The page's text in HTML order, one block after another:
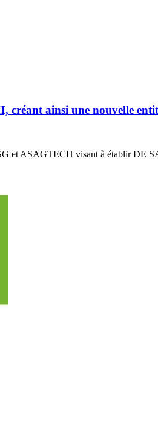
ainsi une nouvelle
et ASAGTECH visant à établir DE